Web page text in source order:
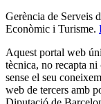
Gerència de Serveis
Econòmic i Turisme.
Aquest portal web
tècnica, no recapta ni
sense el seu
web de tercers amb